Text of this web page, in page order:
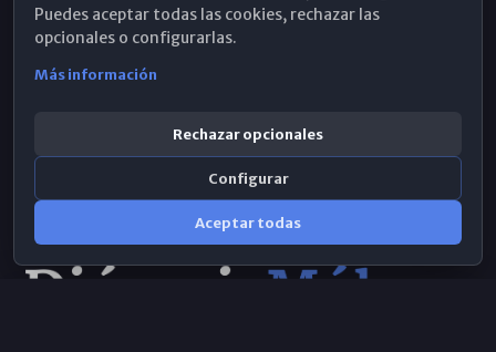
Puedes aceptar todas las cookies, rechazar las
opcionales o configurarlas.
Más información
Rechazar opcionales
Configurar
Aceptar todas